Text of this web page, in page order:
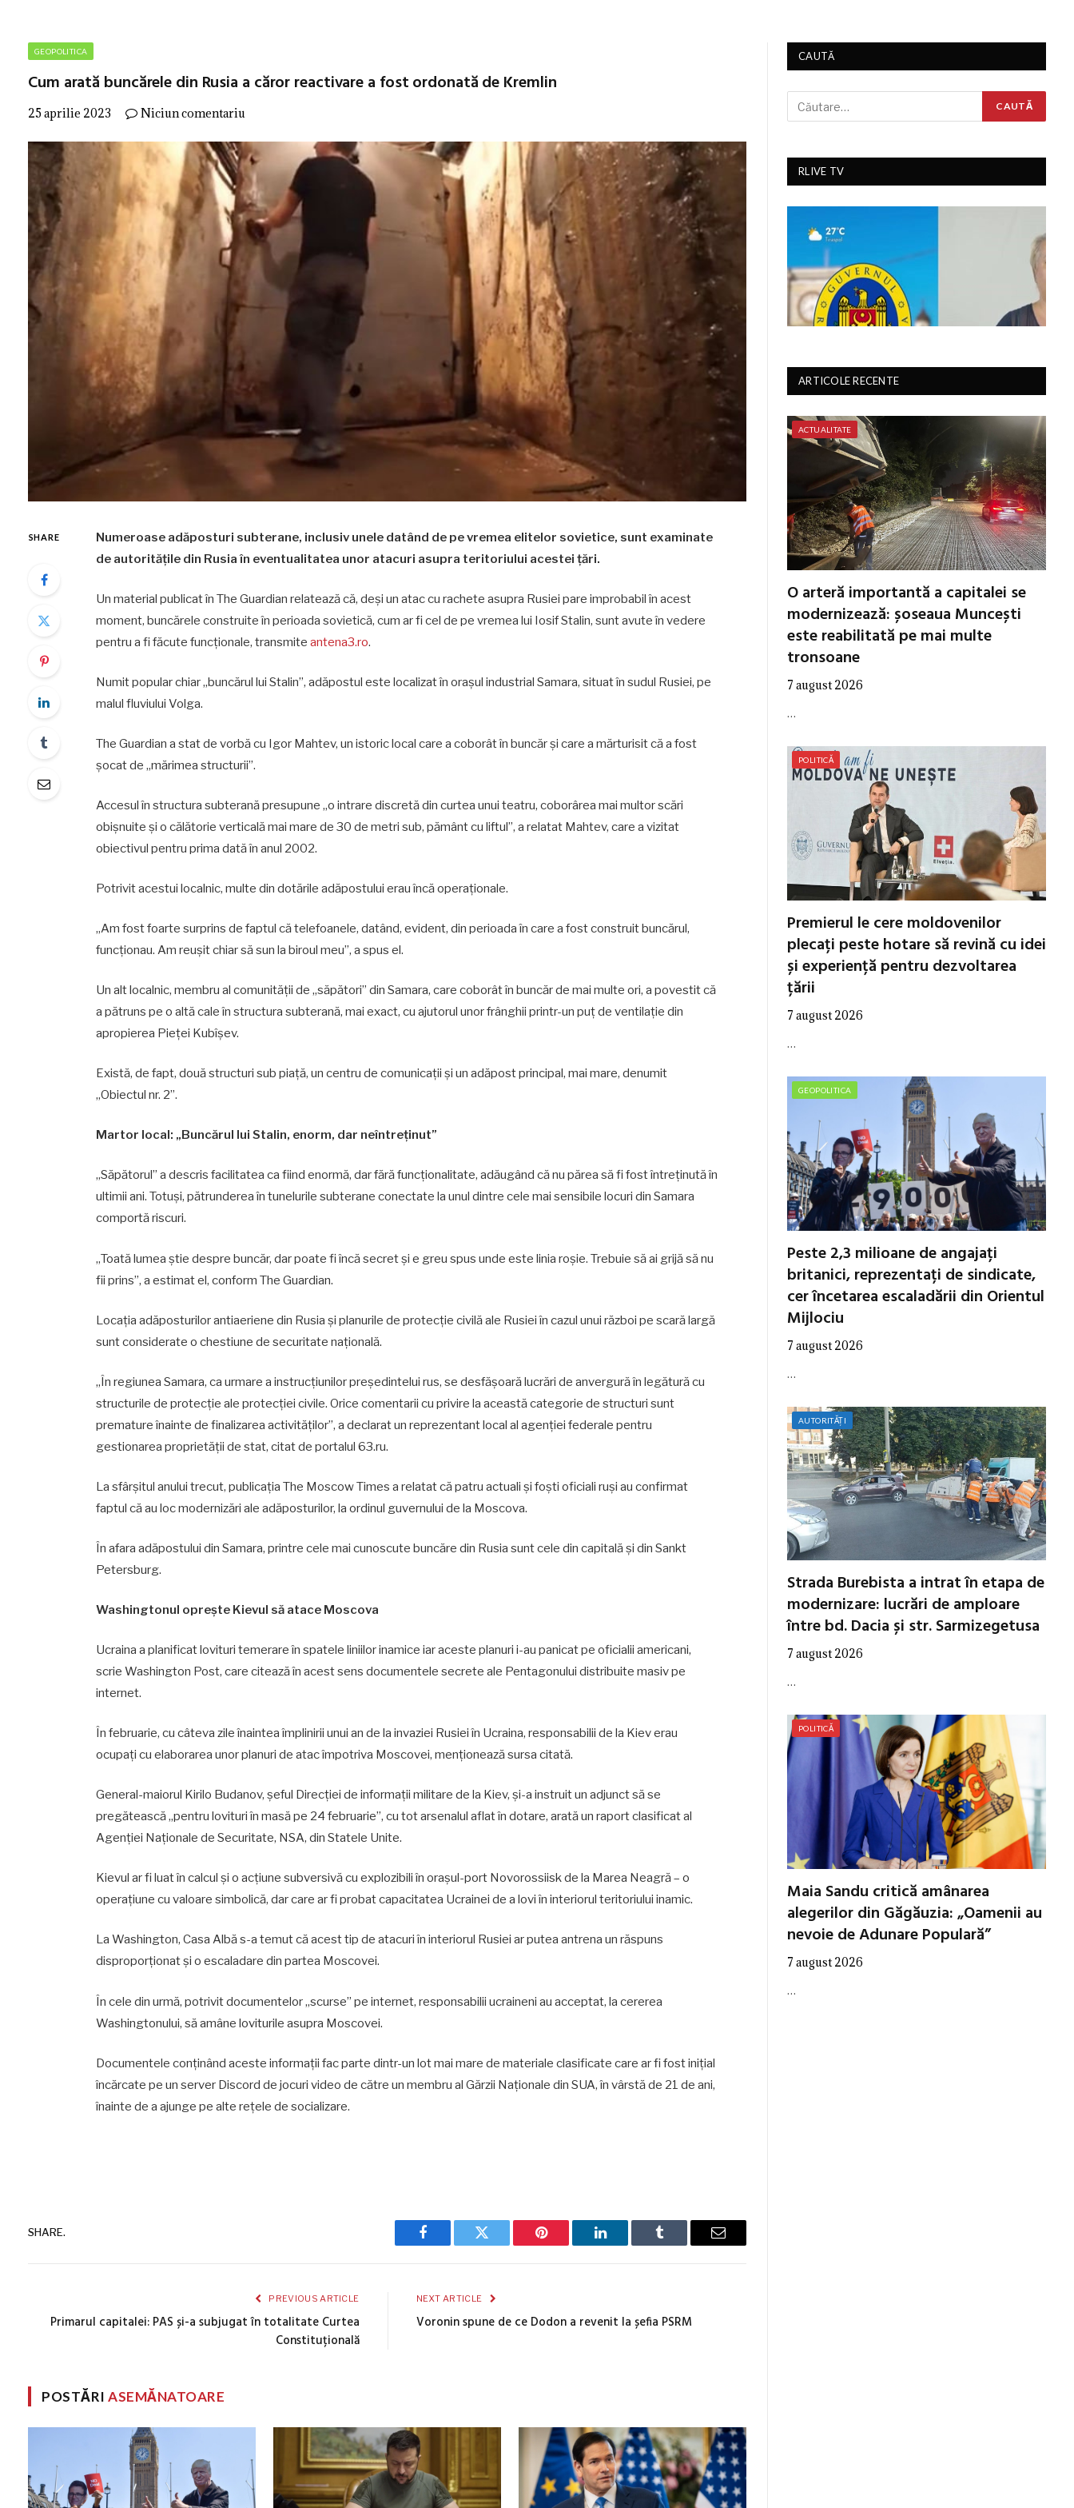
GEOPOLITICA
Cum arată buncărele din Rusia a căror reactivare a fost ordonată de Kremlin
25 aprilie 2023 Niciun comentariu
SHARE
Numeroase adăposturi subterane, inclusiv unele datând de pe vremea elitelor sovietice, sunt examinate
de autoritățile din Rusia în eventualitatea unor atacuri asupra teritoriului acestei țări.
Un material publicat în The Guardian relatează că, deși un atac cu rachete asupra Rusiei pare improbabil în acest
moment, buncărele construite în perioada sovietică, cum ar fi cel de pe vremea lui Iosif Stalin, sunt avute în vedere
pentru a fi făcute funcționale, transmite antena3.ro.
Numit popular chiar „buncărul lui Stalin”, adăpostul este localizat în orașul industrial Samara, situat în sudul Rusiei, pe
malul fluviului Volga.
The Guardian a stat de vorbă cu Igor Mahtev, un istoric local care a coborât în buncăr și care a mărturisit că a fost
șocat de „mărimea structurii”.
Accesul în structura subterană presupune „o intrare discretă din curtea unui teatru, coborârea mai multor scări
obișnuite și o călătorie verticală mai mare de 30 de metri sub, pământ cu liftul”, a relatat Mahtev, care a vizitat
obiectivul pentru prima dată în anul 2002.
Potrivit acestui localnic, multe din dotările adăpostului erau încă operaționale.
„Am fost foarte surprins de faptul că telefoanele, datând, evident, din perioada în care a fost construit buncărul,
funcționau. Am reușit chiar să sun la biroul meu”, a spus el.
Un alt localnic, membru al comunității de „săpători” din Samara, care coborât în buncăr de mai multe ori, a povestit că
a pătruns pe o altă cale în structura subterană, mai exact, cu ajutorul unor frânghii printr-un puț de ventilație din
apropierea Pieței Kubîșev.
Există, de fapt, două structuri sub piață, un centru de comunicații și un adăpost principal, mai mare, denumit
„Obiectul nr. 2”.
Martor local: „Buncărul lui Stalin, enorm, dar neîntreținut”
„Săpătorul” a descris facilitatea ca fiind enormă, dar fără funcționalitate, adăugând că nu părea să fi fost întreținută în
ultimii ani. Totuși, pătrunderea în tunelurile subterane conectate la unul dintre cele mai sensibile locuri din Samara
comportă riscuri.
„Toată lumea știe despre buncăr, dar poate fi încă secret și e greu spus unde este linia roșie. Trebuie să ai grijă să nu
fii prins”, a estimat el, conform The Guardian.
Locația adăposturilor antiaeriene din Rusia și planurile de protecție civilă ale Rusiei în cazul unui război pe scară largă
sunt considerate o chestiune de securitate națională.
„În regiunea Samara, ca urmare a instrucțiunilor președintelui rus, se desfășoară lucrări de anvergură în legătură cu
structurile de protecție ale protecției civile. Orice comentarii cu privire la această categorie de structuri sunt
premature înainte de finalizarea activităților”, a declarat un reprezentant local al agenției federale pentru
gestionarea proprietății de stat, citat de portalul 63.ru.
La sfârșitul anului trecut, publicația The Moscow Times a relatat că patru actuali și foști oficiali ruși au confirmat
faptul că au loc modernizări ale adăposturilor, la ordinul guvernului de la Moscova.
În afara adăpostului din Samara, printre cele mai cunoscute buncăre din Rusia sunt cele din capitală și din Sankt
Petersburg.
Washingtonul oprește Kievul să atace Moscova
Ucraina a planificat lovituri temerare în spatele liniilor inamice iar aceste planuri i-au panicat pe oficialii americani,
scrie Washington Post, care citează în acest sens documentele secrete ale Pentagonului distribuite masiv pe
internet.
În februarie, cu câteva zile înaintea împlinirii unui an de la invaziei Rusiei în Ucraina, responsabilii de la Kiev erau
ocupați cu elaborarea unor planuri de atac împotriva Moscovei, menționează sursa citată.
General-maiorul Kirilo Budanov, șeful Direcției de informații militare de la Kiev, și-a instruit un adjunct să se
pregătească „pentru lovituri în masă pe 24 februarie”, cu tot arsenalul aflat în dotare, arată un raport clasificat al
Agenției Naționale de Securitate, NSA, din Statele Unite.
Kievul ar fi luat în calcul și o acțiune subversivă cu explozibili în orașul-port Novorossiisk de la Marea Neagră – o
operațiune cu valoare simbolică, dar care ar fi probat capacitatea Ucrainei de a lovi în interiorul teritoriului inamic.
La Washington, Casa Albă s-a temut că acest tip de atacuri în interiorul Rusiei ar putea antrena un răspuns
disproporționat și o escaladare din partea Moscovei.
În cele din urmă, potrivit documentelor „scurse” pe internet, responsabilii ucraineni au acceptat, la cererea
Washingtonului, să amâne loviturile asupra Moscovei.
Documentele conținând aceste informații fac parte dintr-un lot mai mare de materiale clasificate care ar fi fost inițial
încărcate pe un server Discord de jocuri video de către un membru al Gărzii Naționale din SUA, în vârstă de 21 de ani,
înainte de a ajunge pe alte rețele de socializare.
SHARE.
Facebook Twitter Pinterest LinkedIn Tumblr Email
PREVIOUS ARTICLE
Primarul capitalei: PAS și-a subjugat în totalitate Curtea
Constituțională
NEXT ARTICLE
Voronin spune de ce Dodon a revenit la șefia PSRM
POSTĂRIASEMĂNATOARE
CAUTĂ
RLIVE TV
ARTICOLE RECENTE
ACTUALITATE
O arteră importantă a capitalei se
modernizează: șoseaua Muncești
este reabilitată pe mai multe
tronsoane
7 august 2026
…
POLITICĂ
Premierul le cere moldovenilor
plecați peste hotare să revină cu idei
și experiență pentru dezvoltarea
țării
7 august 2026
…
GEOPOLITICA
Peste 2,3 milioane de angajați
britanici, reprezentați de sindicate,
cer încetarea escaladării din Orientul
Mijlociu
7 august 2026
…
AUTORITĂȚI
Strada Burebista a intrat în etapa de
modernizare: lucrări de amploare
între bd. Dacia și str. Sarmizegetusa
7 august 2026
…
POLITICĂ
Maia Sandu critică amânarea
alegerilor din Găgăuzia: „Oamenii au
nevoie de Adunare Populară”
7 august 2026
…